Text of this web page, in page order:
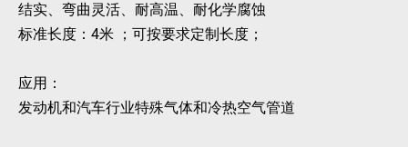
结实、弯曲灵活、耐高温、耐化学腐蚀
标准长度：4米 ；可按要求定制长度；
应用：
发动机和汽车行业特殊气体和冷热空气管道